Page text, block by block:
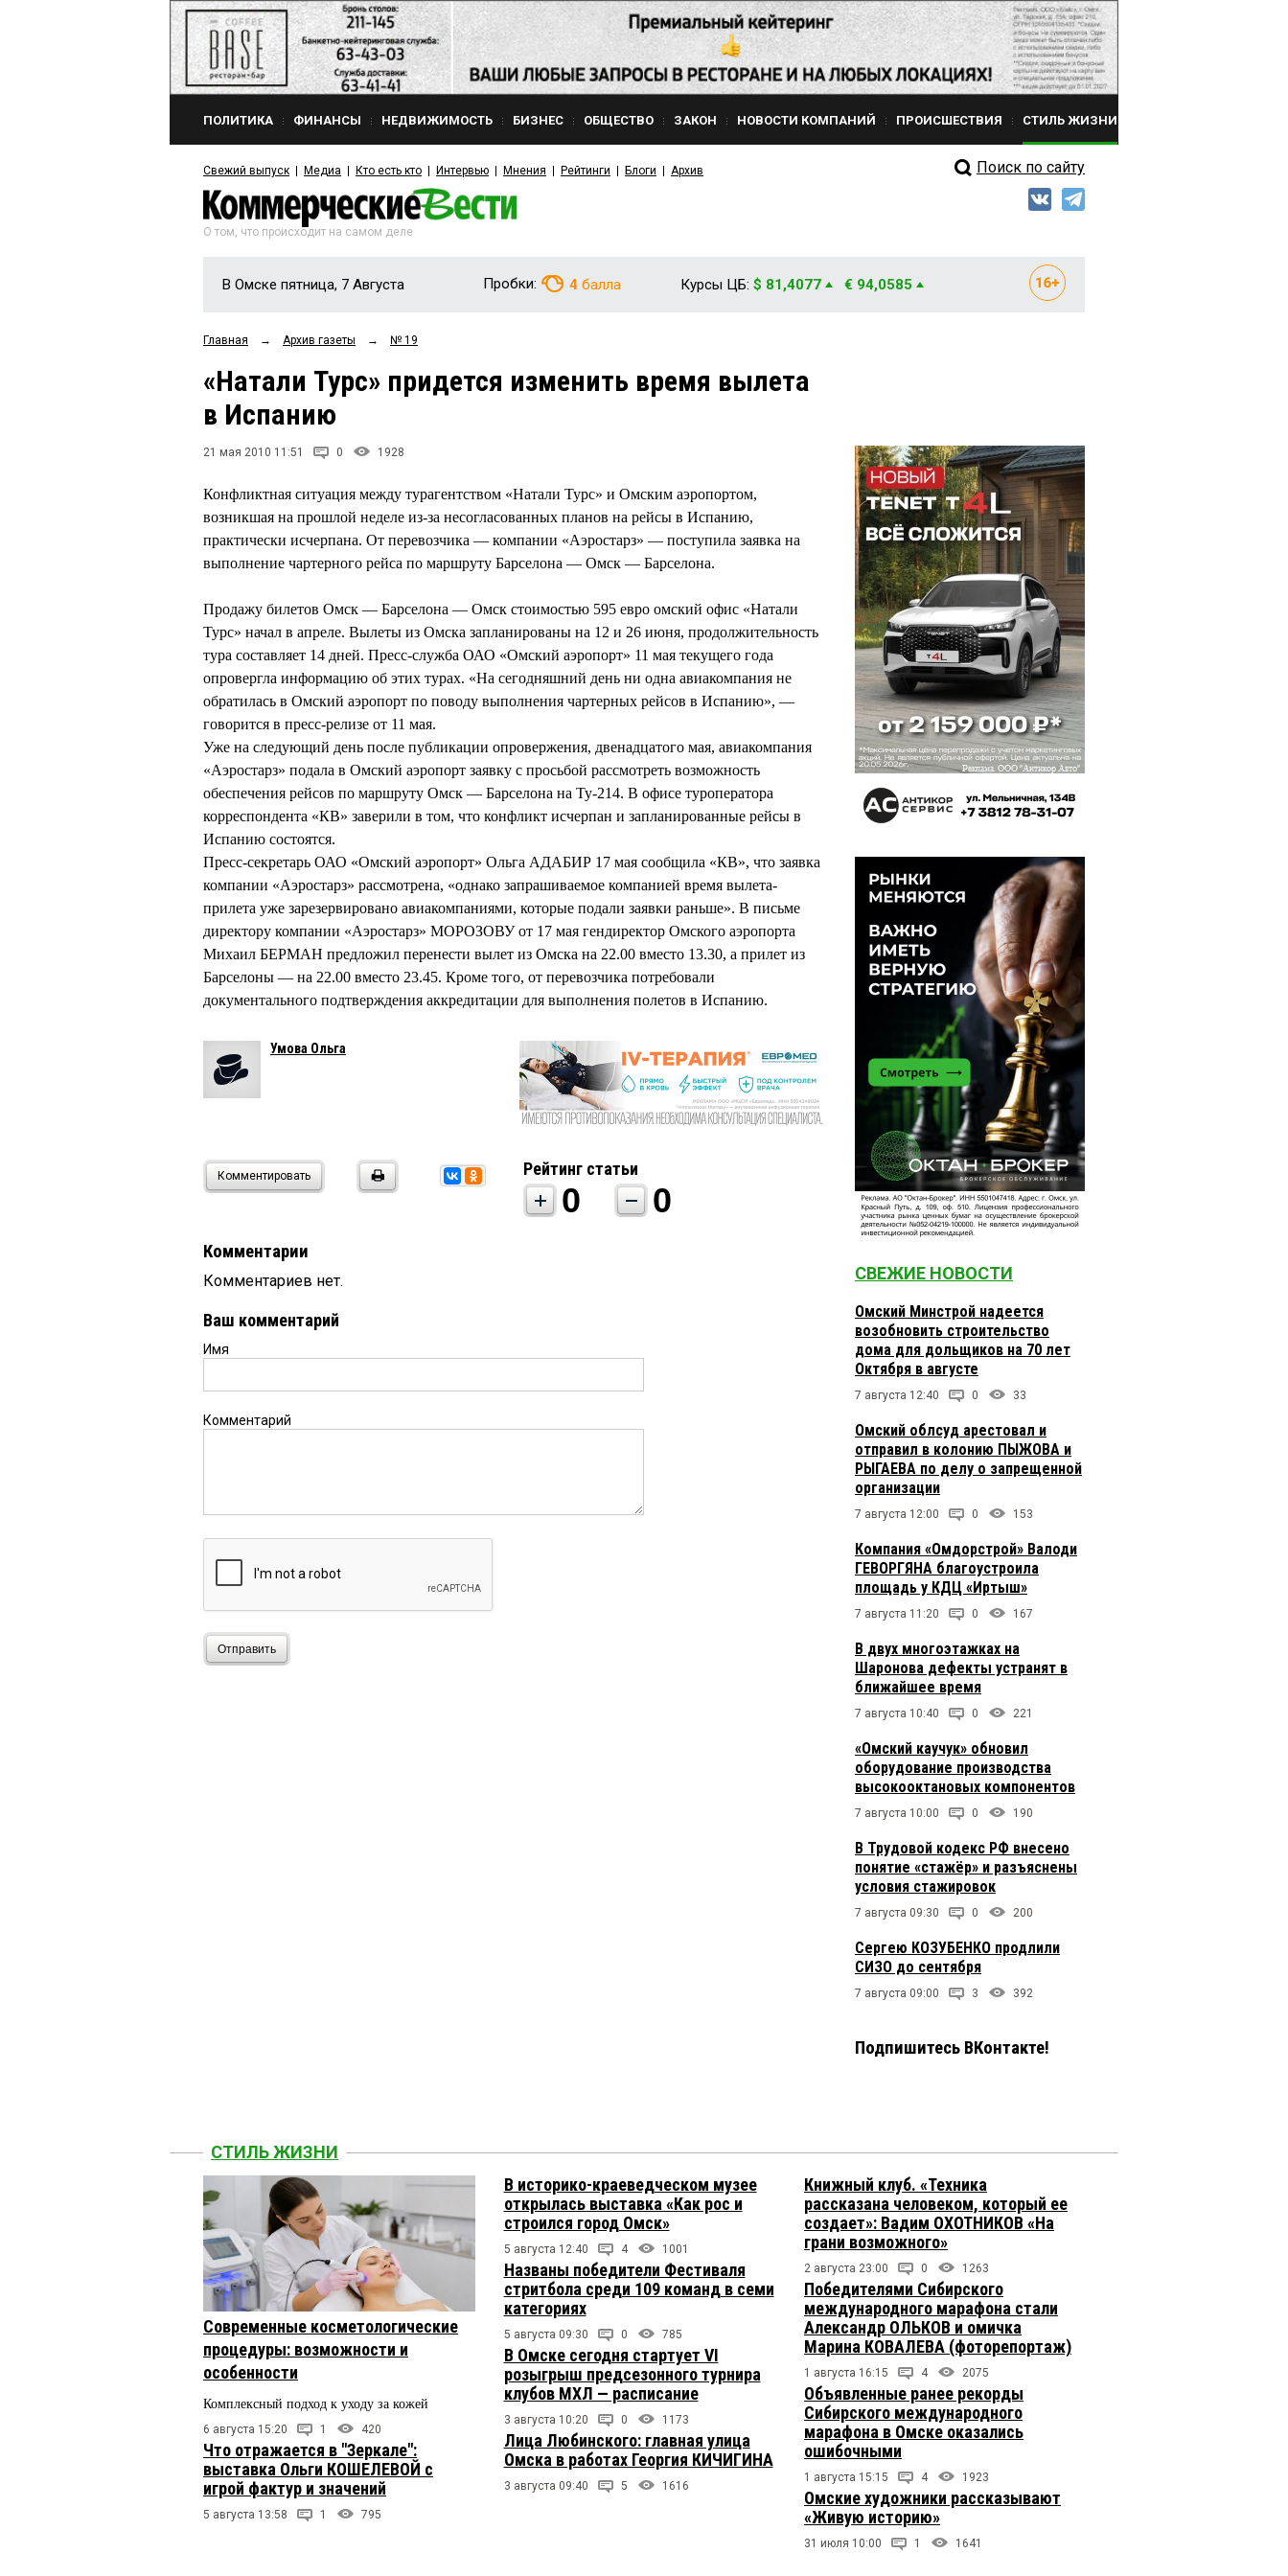
ПОЛИТИКА ФИНАНСЫ НЕДВИЖИМОСТЬ БИЗНЕС ОБЩЕСТВО ЗАКОН НОВОСТИ КОМПАНИЙ ПРОИСШЕСТВИЯ СТИЛЬ ЖИЗНИ
Свежий выпуск Медиа Кто есть кто Интервью Мнения Рейтинги Блоги Архив Поиск по сайту
О том, что происходит на самом деле
В Омске пятница, 7 Августа Пробки: 4 балла Курсы ЦБ: $ 81,4077 € 94,0585
Главная → Архив газеты → № 19
«Натали Турс» придется изменить время вылета
в Испанию
21 мая 2010 11:51 0 1928
Конфликтная ситуация между турагентством «Натали Турс» и Омским аэропортом,
возникшая на прошлой неделе из-за несогласованных планов на рейсы в Испанию,
практически исчерпана. От перевозчика — компании «Аэростарз» — поступила заявка на
выполнение чартерного рейса по маршруту Барселона — Омск — Барселона.
Продажу билетов Омск — Барселона — Омск стоимостью 595 евро омский офис «Натали
Турс» начал в апреле. Вылеты из Омска запланированы на 12 и 26 июня, продолжительность
тура составляет 14 дней. Пресс-служба ОАО «Омский аэропорт» 11 мая текущего года
опровергла информацию об этих турах. «На сегодняшний день ни одна авиакомпания не
обратилась в Омский аэропорт по поводу выполнения чартерных рейсов в Испанию», —
говорится в пресс-релизе от 11 мая.
Уже на следующий день после публикации опровержения, двенадцатого мая, авиакомпания
«Аэростарз» подала в Омский аэропорт заявку с просьбой рассмотреть возможность
обеспечения рейсов по маршруту Омск — Барселона на Ту-214. В офисе туроператора
корреспондента «КВ» заверили в том, что конфликт исчерпан и запланированные рейсы в
Испанию состоятся.
Пресс-секретарь ОАО «Омский аэропорт» Ольга АДАБИР 17 мая сообщила «КВ», что заявка
компании «Аэростарз» рассмотрена, «однако запрашиваемое компанией время вылета-
прилета уже зарезервировано авиакомпаниями, которые подали заявки раньше». В письме
директору компании «Аэростарз» МОРОЗОВУ от 17 мая гендиректор Омского аэропорта
Михаил БЕРМАН предложил перенести вылет из Омска на 22.00 вместо 13.30, а прилет из
Барселоны — на 22.00 вместо 23.45. Кроме того, от перевозчика потребовали
документального подтверждения аккредитации для выполнения полетов в Испанию.
Умова Ольга
Комментировать Рейтинг статьи
0 0
Комментарии
Комментариев нет.
Ваш комментарий
Имя
Комментарий
Отправить
СВЕЖИЕ НОВОСТИ
Омский Минстрой надеется
возобновить строительство
дома для дольщиков на 70 лет
Октября в августе
7 августа 12:40 0 33
Омский облсуд арестовал и
отправил в колонию ПЫЖОВА и
РЫГАЕВА по делу о запрещенной
организации
7 августа 12:00 0 153
Компания «Омдорстрой» Валоди
ГЕВОРГЯНА благоустроила
площадь у КДЦ «Иртыш»
7 августа 11:20 0 167
В двух многоэтажках на
Шаронова дефекты устранят в
ближайшее время
7 августа 10:40 0 221
«Омский каучук» обновил
оборудование производства
высокооктановых компонентов
7 августа 10:00 0 190
В Трудовой кодекс РФ внесено
понятие «стажёр» и разъяснены
условия стажировок
7 августа 09:30 0 200
Сергею КОЗУБЕНКО продлили
СИЗО до сентября
7 августа 09:00 3 392
Подпишитесь ВКонтакте!
СТИЛЬ ЖИЗНИ
Современные косметологические
процедуры: возможности и
особенности
Комплексный подход к уходу за кожей
6 августа 15:20 1 420
Что отражается в "Зеркале":
выставка Ольги КОШЕЛЕВОЙ с
игрой фактур и значений
5 августа 13:58 1 795
В историко-краеведческом музее
открылась выставка «Как рос и
строился город Омск»
5 августа 12:40 4 1001
Названы победители Фестиваля
стритбола среди 109 команд в семи
категориях
5 августа 09:30 0 785
В Омске сегодня стартует VI
розыгрыш предсезонного турнира
клубов МХЛ — расписание
3 августа 10:20 0 1173
Лица Любинского: главная улица
Омска в работах Георгия КИЧИГИНА
3 августа 09:40 5 1616
Книжный клуб. «Техника
рассказана человеком, который ее
создает»: Вадим ОХОТНИКОВ «На
грани возможного»
2 августа 23:00 0 1263
Победителями Сибирского
международного марафона стали
Александр ОЛЬКОВ и омичка
Марина КОВАЛЕВА (фоторепортаж)
1 августа 16:15 4 2075
Объявленные ранее рекорды
Сибирского международного
марафона в Омске оказались
ошибочными
1 августа 15:15 4 1923
Омские художники рассказывают
«Живую историю»
31 июля 10:00 1 1641